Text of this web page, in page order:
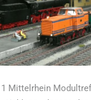
1 Mittelrhein